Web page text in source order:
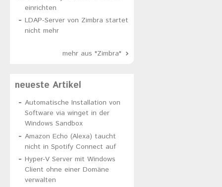
einrichten
LDAP-Server von Zimbra startet
nicht mehr
mehr aus "Zimbra"
neueste Artikel
Automatische Installation von
Software via winget in der
Windows Sandbox
Amazon Echo (Alexa) taucht
nicht in Spotify Connect auf
Hyper-V Server mit Windows
Client ohne einer Domäne
verwalten